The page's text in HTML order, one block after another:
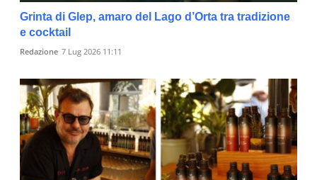
Grinta di Glep, amaro del Lago d’Orta tra tradizione
e cocktail
Redazione 7 Lug 2026 11:11